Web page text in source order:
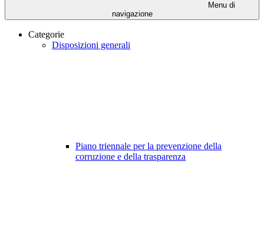
Menu di
navigazione
Categorie
Disposizioni generali
Piano triennale per la prevenzione della
corruzione e della trasparenza